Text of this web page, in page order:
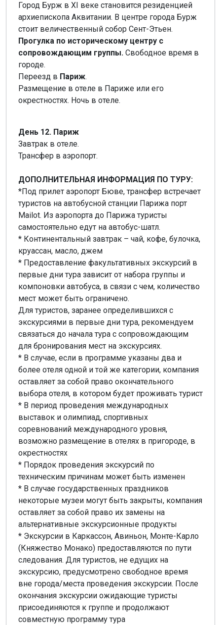
Город Бурж в XI веке становится резиденцией
архиепископа Аквитании. В центре города Бурж
стоит величественный собор Сент-Этьен.
Прогулка по историческому центру с
сопровождающим группы. Свободное время в
городе.
Переезд в Париж.
Размещение в отеле в Париже или его
окрестностях. Ночь в отеле.
День 12. Париж
Завтрак в отеле.
Трансфер в аэропорт.
ДОПОЛНИТЕЛЬНАЯ ИНФОРМАЦИЯ ПО ТУРУ:
*Под прилет аэропорт Бюве, трансфер встречает
туристов на автобусной станции Парижа порт
Мailot. Из аэропорта до Парижа туристы
самостоятельно едут на автобус-шатл.
* Континентальный завтрак – чай, кофе, булочка,
круассан, масло, джем
* Предоставление факультативных экскурсий в
первые дни тура зависит от набора группы и
компоновки автобуса, в связи с чем, количество
мест может быть ограничено.
Для туристов, заранее определившихся с
экскурсиями в первые дни тура, рекомендуем
связаться до начала тура с сопровождающим
для бронирования мест на экскурсиях.
* В случае, если в программе указаны два и
более отеля одной и той же категории, компания
оставляет за собой право окончательного
выбора отеля, в котором будет проживать турист
* В период проведения международных
выставок и олимпиад, спортивных
соревнований международного уровня,
возможно размещение в отелях в пригороде, в
окрестностях
* Порядок проведения экскурсий по
техническим причинам может быть изменен
* В случае государственных праздников
некоторые музеи могут быть закрыты, компания
оставляет за собой право их замены на
альтернативные экскурсионные продукты
* Экскурсии в Каркассон, Авиньон, Монте-Карло
(Княжество Монако) предоставляются по пути
следования. Для туристов, не едущих на
экскурсию, предусмотрено свободное время
вне города/места проведения экскурсии. После
окончания экскурсии ожидающие туристы
присоединяются к группе и продолжают
совместную программу тура